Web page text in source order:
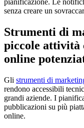
pianificazione. Le
senza creare un
Strumenti di
piccole
online
Gli strumenti di
rendono accessibili
grandi aziende. I
pubblicazioni su più
online.